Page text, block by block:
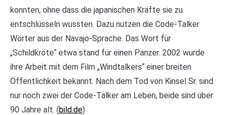
konnten, ohne dass die japanischen Kräfte sie zu
entschlüsseln wussten. Dazu nutzen die Code-Talker
Wörter aus der Navajo-Sprache. Das Wort für
„Schildkröte“ etwa stand für einen Panzer. 2002 wurde
ihre Arbeit mit dem Film „Windtalkers“ einer breiten
Öffentlichkeit bekannt. Nach dem Tod von Kinsel Sr. sind
nur noch zwei der Code-Talker am Leben, beide sind über
90 Jahre alt. (bild.de)